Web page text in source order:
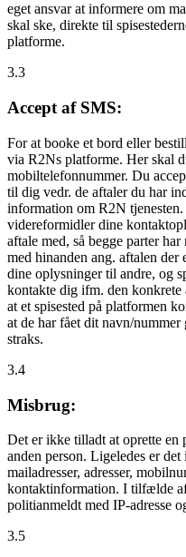
eget ansvar at informere om
skal ske, direkte til
platforme.
3.3
Accept af SMS:
For at booke et bord eller
via R2Ns platforme. Her skal
mobiltelefonnummer. Du
til dig vedr. de aftaler du har
information om R2N
videreformidler dine
aftale med, så begge parter
med hinanden ang. aftalen
dine oplysninger til andre, og
kontakte dig ifm. den
at et spisested på platformen
at de har fået dit navn/
straks.
3.4
Misbrug:
Det er ikke tilladt at oprette en
anden person. Ligeledes er
mailadresser, adresser,
kontaktinformation. I tilfælde
politianmeldt med IP-adresse
3.5